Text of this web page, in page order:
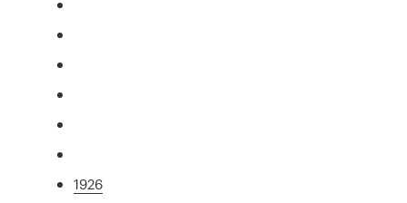
1926